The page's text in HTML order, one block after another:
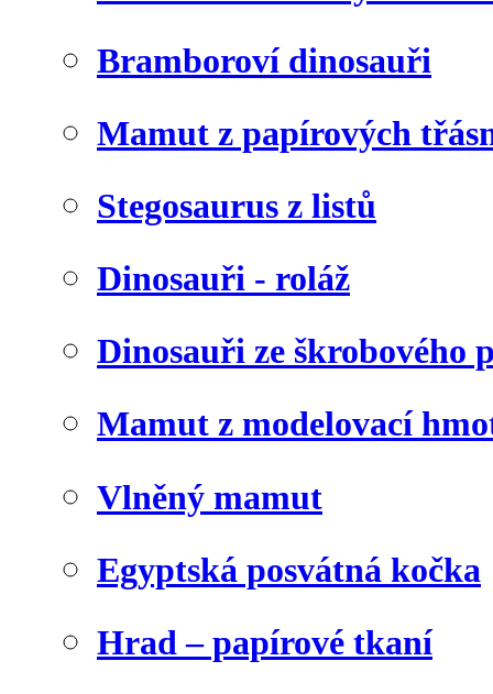
Bramboroví dinosauři
Mamut z papírových
Stegosaurus z listů
Dinosauři - roláž
Dinosauři ze škrobového
Mamut z modelovací
Vlněný mamut
Egyptská posvátná kočka
Hrad – papírové tkaní